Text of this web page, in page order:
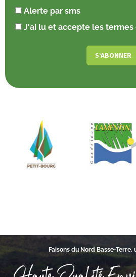
Alerte par sms
J'ai lu et accepte les
Faisons du Nord Basse-Terre,